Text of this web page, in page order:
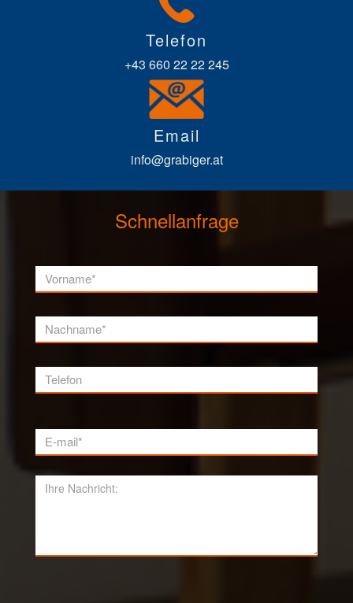
Telefon
+43 660 22 22 245
Email
info@grabiger.at
Schnellanfrage